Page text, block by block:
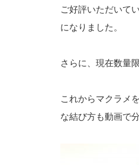
ご好評いただいて
になりました。
さらに、現在数量
これからマクラメ
な結び方も動画で